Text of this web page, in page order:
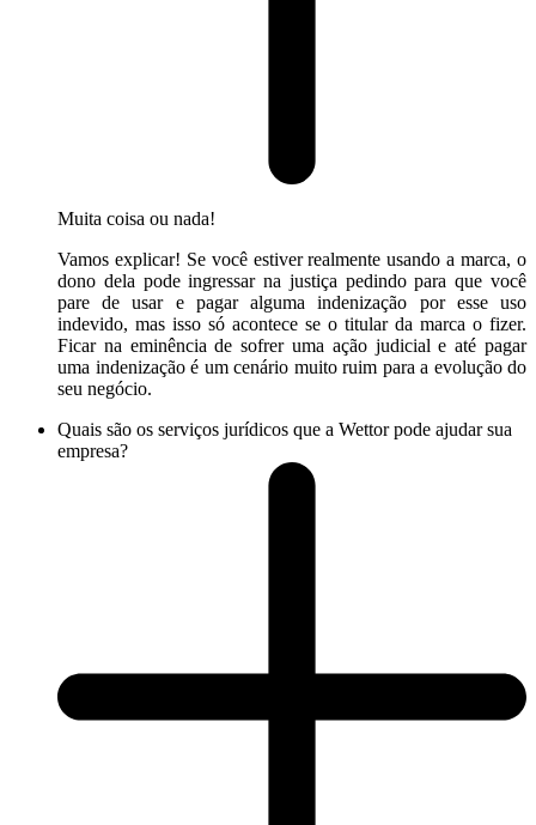
Muita coisa ou nada!
Vamos explicar! Se você estiver realmente usando a marca, o
dono dela pode ingressar na justiça pedindo para que você
pare de usar e pagar alguma indenização por esse uso
indevido, mas isso só acontece se o titular da marca o fizer.
Ficar na eminência de sofrer uma ação judicial e até pagar
uma indenização é um cenário muito ruim para a evolução do
seu negócio.
Quais são os serviços jurídicos que a Wettor pode ajudar sua
empresa?